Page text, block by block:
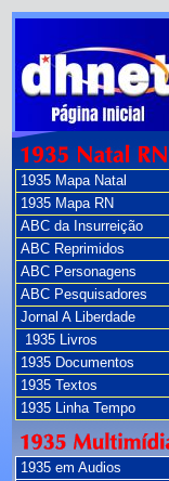
1935 Mapa Natal
1935 Mapa RN
ABC da Insurreição
ABC Reprimidos
ABC Personagens
ABC Pesquisadores
Jornal A Liberdade
1935 Livros
1935 Documentos
1935 Textos
1935 Linha Tempo
1935 em Audios